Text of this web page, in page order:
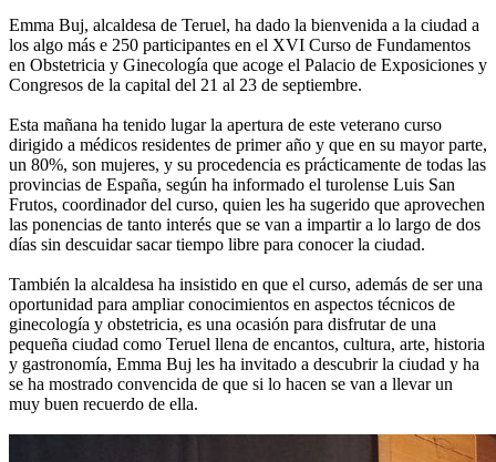
Emma Buj, alcaldesa de Teruel, ha dado la bienvenida a la ciudad a
los algo más e 250 participantes en el XVI Curso de Fundamentos
en Obstetricia y Ginecología que acoge el Palacio de Exposiciones y
Congresos de la capital del 21 al 23 de septiembre.
Esta mañana ha tenido lugar la apertura de este veterano curso
dirigido a médicos residentes de primer año y que en su mayor parte,
un 80%, son mujeres, y su procedencia es prácticamente de todas las
provincias de España, según ha informado el turolense Luis San
Frutos, coordinador del curso, quien les ha sugerido que aprovechen
las ponencias de tanto interés que se van a impartir a lo largo de dos
días sin descuidar sacar tiempo libre para conocer la ciudad.
También la alcaldesa ha insistido en que el curso, además de ser una
oportunidad para ampliar conocimientos en aspectos técnicos de
ginecología y obstetricia, es una ocasión para disfrutar de una
pequeña ciudad como Teruel llena de encantos, cultura, arte, historia
y gastronomía, Emma Buj les ha invitado a descubrir la ciudad y ha
se ha mostrado convencida de que si lo hacen se van a llevar un
muy buen recuerdo de ella.